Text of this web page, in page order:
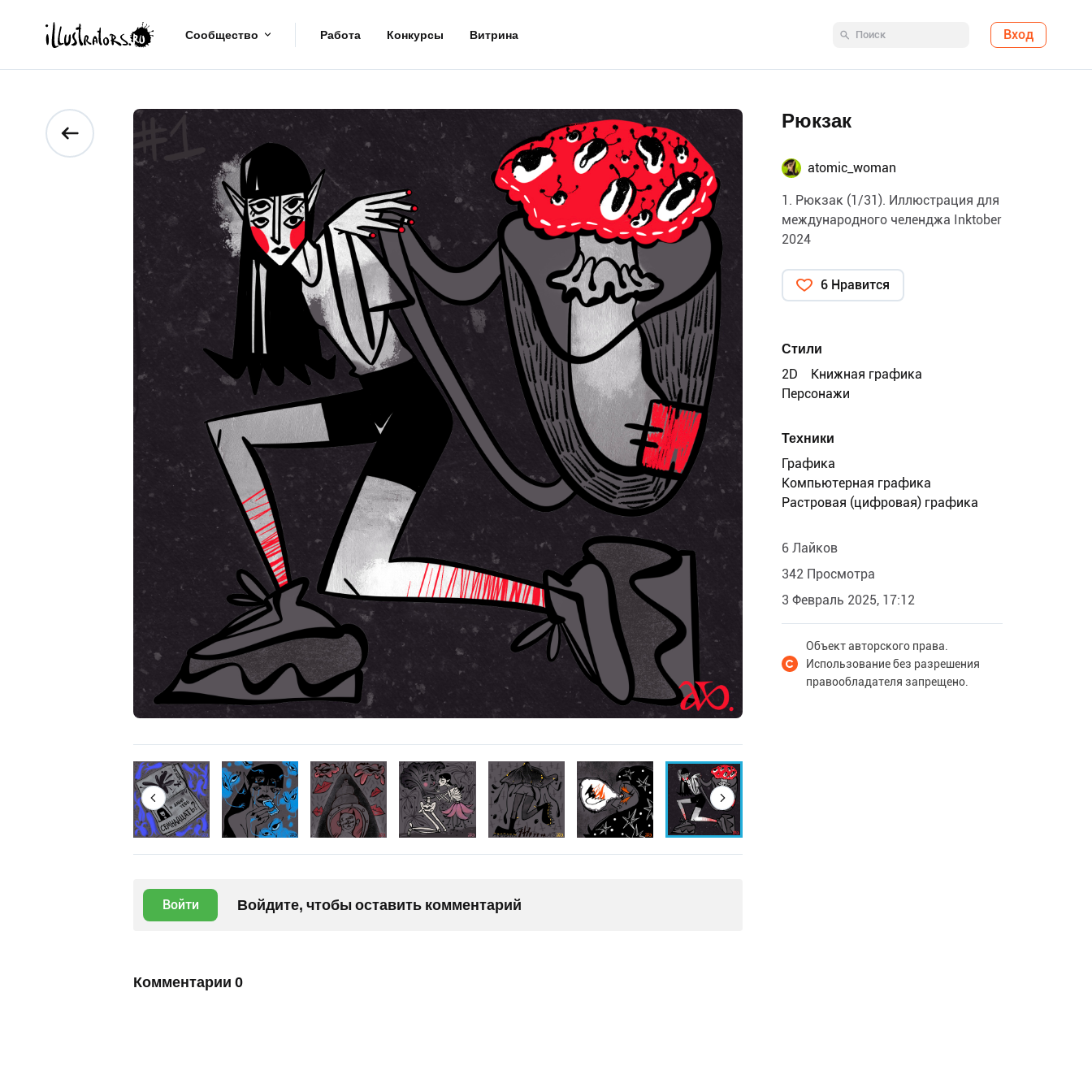
Сообщество Работа Конкурсы Витрина Вход
Войти Войдите, чтобы оставить комментарий
Комментарии 0
Рюкзак
atomic_woman
1. Рюкзак (1/31). Иллюстрация для
международного челенджа Inktober
2024
6 Нравится
Стили
2D
Книжная графика
Персонажи
Техники
Графика
Компьютерная графика
Растровая (цифровая) графика
6 Лайков
342 Просмотра
3 Февраль 2025, 17:12
Объект авторского права.
Использование без разрешения
правообладателя запрещено.